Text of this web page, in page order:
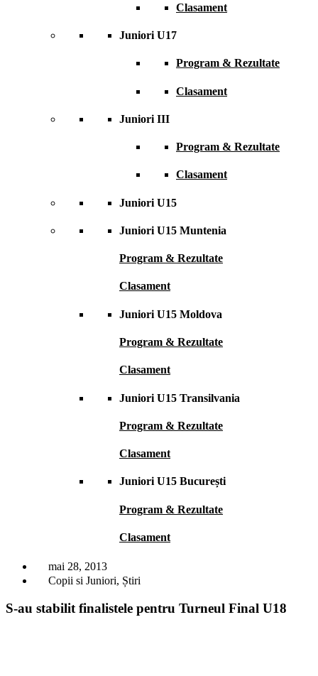
Clasament
Juniori U17
Program & Rezultate
Clasament
Juniori III
Program & Rezultate
Clasament
Juniori U15
Juniori U15 Muntenia
Program & Rezultate
Clasament
Juniori U15 Moldova
Program & Rezultate
Clasament
Juniori U15 Transilvania
Program & Rezultate
Clasament
Juniori U15 București
Program & Rezultate
Clasament
mai 28, 2013
Copii si Juniori, Știri
S-au stabilit finalistele pentru Turneul Final U18